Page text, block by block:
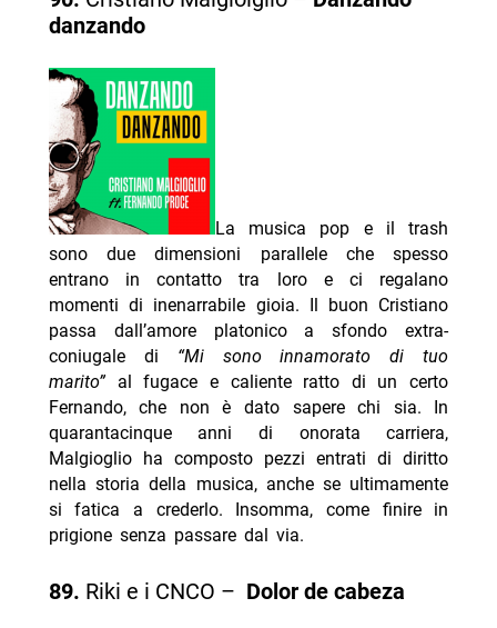
danzando
La musica pop e il trash
sono due dimensioni parallele che spesso
entrano in contatto tra loro e ci regalano
momenti di inenarrabile gioia. Il buon Cristiano
passa dall’amore platonico a sfondo extra-
coniugale di “Mi sono innamorato di tuo
marito” al fugace e caliente ratto di un certo
Fernando, che non è dato sapere chi sia. In
quarantacinque anni di onorata carriera,
Malgioglio ha composto pezzi entrati di diritto
nella storia della musica, anche se ultimamente
si fatica a crederlo. Insomma, come finire in
prigione senza passare dal via.
89. Riki e i CNCO – Dolor de cabeza